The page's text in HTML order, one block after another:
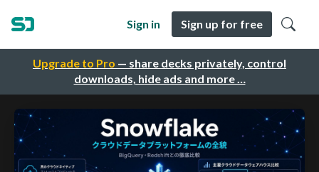
Upgrade to Pro — share decks privately, control
downloads, hide ads and more …
Sign in Sign up for free